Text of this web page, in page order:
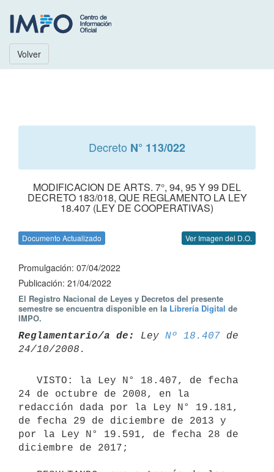
Volver
Decreto N° 113/022
MODIFICACION DE ARTS. 7°, 94, 95 Y 99 DEL
DECRETO 183/018, QUE REGLAMENTO LA LEY
18.407 (LEY DE COOPERATIVAS)
Documento Actualizado Ver Imagen del D.O.
Promulgación: 07/04/2022
Publicación: 21/04/2022
El Registro Nacional de Leyes y Decretos del presente
semestre se encuentra disponible en la Librería Digital de
IMPO.
Reglamentario/a de: Ley Nº 18.407 de
24 de octubre de 2008, en la
redacción dada por la Ley N° 19.181,
de fecha 29 de diciembre de 2013 y
por la Ley N° 19.591, de fecha 28 de
diciembre de 2017;